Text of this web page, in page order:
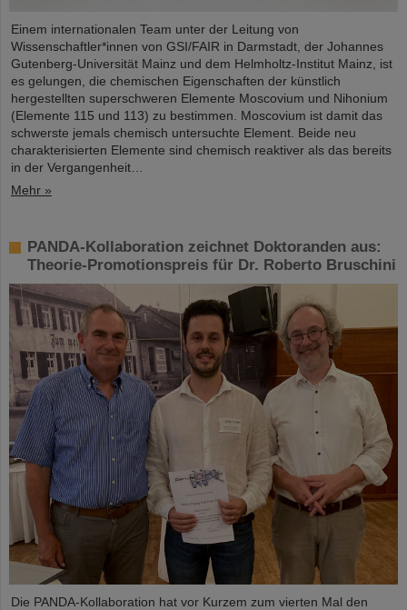
Einem internationalen Team unter der Leitung von
Wissenschaftler*innen von GSI/FAIR in Darmstadt, der Johannes
Gutenberg-Universität Mainz und dem Helmholtz-Institut Mainz, ist
es gelungen, die chemischen Eigenschaften der künstlich
hergestellten superschweren Elemente Moscovium und Nihonium
(Elemente 115 und 113) zu bestimmen. Moscovium ist damit das
schwerste jemals chemisch untersuchte Element. Beide neu
charakterisierten Elemente sind chemisch reaktiver als das bereits
in der Vergangenheit…
Mehr »
PANDA-Kollaboration zeichnet Doktoranden aus:
Theorie-Promotionspreis für Dr. Roberto Bruschini
Die PANDA-Kollaboration hat vor Kurzem zum vierten Mal den